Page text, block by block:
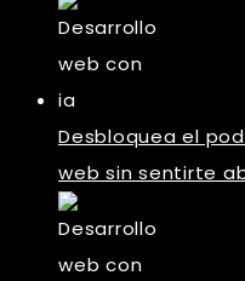
Desbloquea el
web sin sentirte